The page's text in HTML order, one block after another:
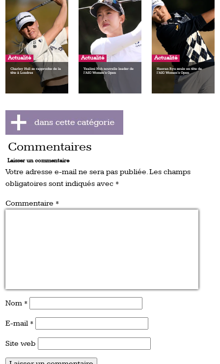
Actualité
Charley Hull se rapproche de la
tête à Londres
Actualité
Yealimi Noh nouvelle leader de
l’AIG Women’s Open
Actualité
Haeran Ryu seule en tête de
l’AIG Women’s Open
Commentaires
Laisser un commentaire
Votre adresse e-mail ne sera pas publiée.Les champs
obligatoires sont indiqués avec *
Commentaire *
Nom *
E-mail *
Site web